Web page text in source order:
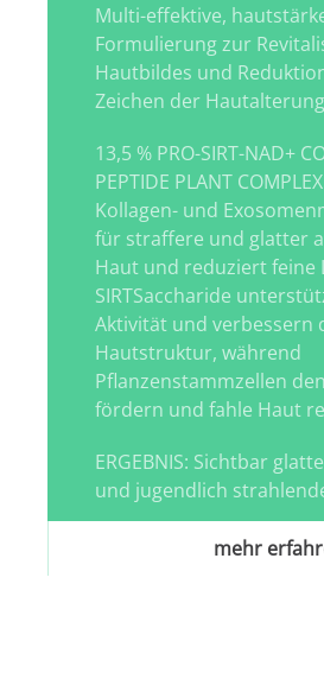
Multi-effektive,
Formulierung zur
Hautbildes und
Zeichen der
13,5 % PRO-SIRT-NAD+
PEPTIDE PLANT
Kollagen- und
für straffere und glatter
Haut und reduziert feine
SIRTSaccharide
Aktivität und verbessern
Hautstruktur, während
Pflanzenstammzellen
fördern und fahle Haut
ERGEBNIS: Sichtbar
und jugendlich
mehr